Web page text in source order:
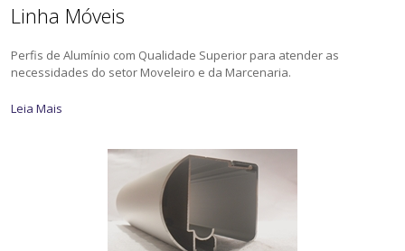
Linha Móveis
Perfis de Alumínio com Qualidade Superior para atender as
necessidades do setor Moveleiro e da Marcenaria.
Leia Mais